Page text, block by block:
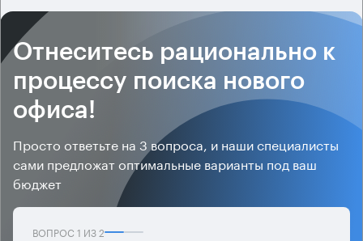
Отнеситесь рационально к
процессу поиска нового
офиса!
Просто ответьте на 3 вопроса, и наши специалисты
сами предложат оптимальные варианты под ваш
бюджет
ВОПРОС 1 ИЗ2